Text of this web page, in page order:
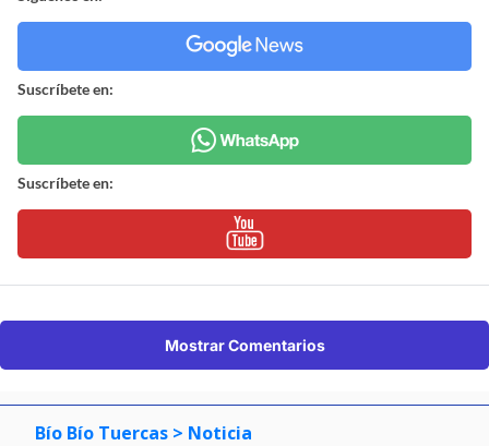
Suscríbete en:
Suscríbete en:
Mostrar Comentarios
Bío Bío Tuercas > Noticia